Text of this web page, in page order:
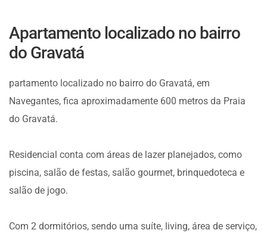
Apartamento localizado no bairro
do Gravatá
partamento localizado no bairro do Gravatá, em
Navegantes, fica aproximadamente 600 metros da Praia
do Gravatá.
Residencial conta com áreas de lazer planejados, como
piscina, salão de festas, salão gourmet, brinquedoteca e
salão de jogo.
Com 2 dormitórios, sendo uma suíte, living, área de serviço,